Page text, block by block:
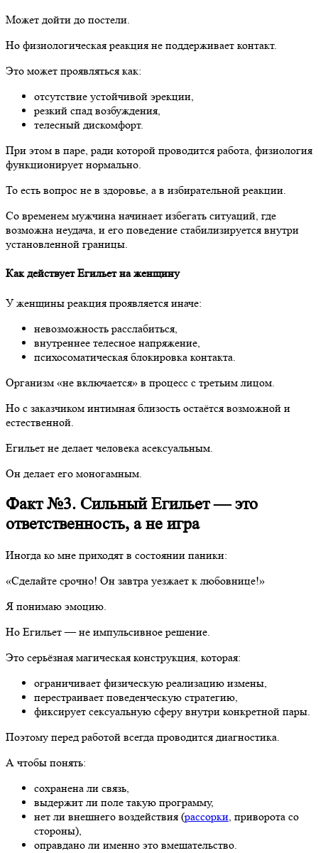
Может дойти до постели.
Но физиологическая реакция не поддерживает контакт.
Это может проявляться как:
отсутствие устойчивой эрекции,
резкий спад возбуждения,
телесный дискомфорт.
При этом в паре, ради которой проводится работа, физиология
функционирует нормально.
То есть вопрос не в здоровье, а в избирательной реакции.
Со временем мужчина начинает избегать ситуаций, где
возможна неудача, и его поведение стабилизируется внутри
установленной границы.
Как действует Егильет на женщину
У женщины реакция проявляется иначе:
невозможность расслабиться,
внутреннее телесное напряжение,
психосоматическая блокировка контакта.
Организм «не включается» в процесс с третьим лицом.
Но с заказчиком интимная близость остаётся возможной и
естественной.
Егильет не делает человека асексуальным.
Он делает его моногамным.
Факт №3. Сильный Егильет — это
ответственность, а не игра
Иногда ко мне приходят в состоянии паники:
«Сделайте срочно! Он завтра уезжает к любовнице!»
Я понимаю эмоцию.
Но Егильет — не импульсивное решение.
Это серьёзная магическая конструкция, которая:
ограничивает физическую реализацию измены,
перестраивает поведенческую стратегию,
фиксирует сексуальную сферу внутри конкретной пары.
Поэтому перед работой всегда проводится диагностика.
А чтобы понять:
сохранена ли связь,
выдержит ли поле такую программу,
нет ли внешнего воздействия (рассорки, приворота со
стороны),
оправдано ли именно это вмешательство.